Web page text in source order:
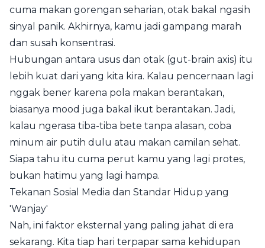
cuma makan gorengan seharian, otak bakal ngasih
sinyal panik. Akhirnya, kamu jadi gampang marah
dan susah konsentrasi.
Hubungan antara usus dan otak (gut-brain axis) itu
lebih kuat dari yang kita kira. Kalau pencernaan lagi
nggak bener karena pola makan berantakan,
biasanya mood juga bakal ikut berantakan. Jadi,
kalau ngerasa tiba-tiba bete tanpa alasan, coba
minum air putih dulu atau makan camilan sehat.
Siapa tahu itu cuma perut kamu yang lagi protes,
bukan hatimu yang lagi hampa.
Tekanan Sosial Media dan Standar Hidup yang
'Wanjay'
Nah, ini faktor eksternal yang paling jahat di era
sekarang. Kita tiap hari terpapar sama kehidupan